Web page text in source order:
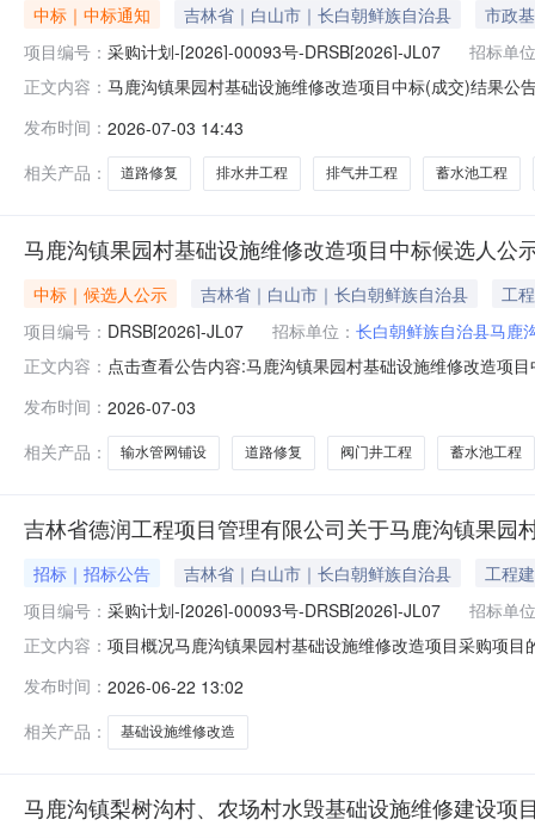
中标｜中标通知 吉林省｜白山市｜长白朝鲜族自治县
市政
项目编号： 采购计划-[2026]-00093号-DRSB[2026]-JL07
招标单
正文内容： 马鹿沟镇果园村基础设施维修改造项目中标(成交)结果
1482200（元）96.02.废标结果:序号标项名称废标理由
发布时间： 2026-07-03 14:43
相关产品：
道路修复 排水井工程 排气井工程 蓄水池工程
马鹿沟镇果园村基础设施维修改造项目中标候选人公
中标｜候选人公示 吉林省｜白山市｜长白朝鲜族自治县
工
项目编号： DRSB[2026]-JL07 招标单位： 长白朝鲜族自治县马鹿
正文内容： 点击查看公告内容:马鹿沟镇果园村基础设施维修改造项
发布时间： 2026-07-03
相关产品：
输水管网铺设 道路修复 阀门井工程 蓄水池工程
吉林省德润工程项目管理有限公司关于马鹿沟镇果园
招标｜招标公告 吉林省｜白山市｜长白朝鲜族自治县
工程
项目编号： 采购计划-[2026]-00093号-DRSB[2026]-JL07
招标单
正文内容： 项目概况马鹿沟镇果园村基础设施维修改造项目采购项
（元）：1484689.7采购需求：标项名称：合同包一数
发布时间： 2026-06-22 13:02
相关产品：
基础设施维修改造
马鹿沟镇梨树沟村、农场村水毁基础设施维修建设项